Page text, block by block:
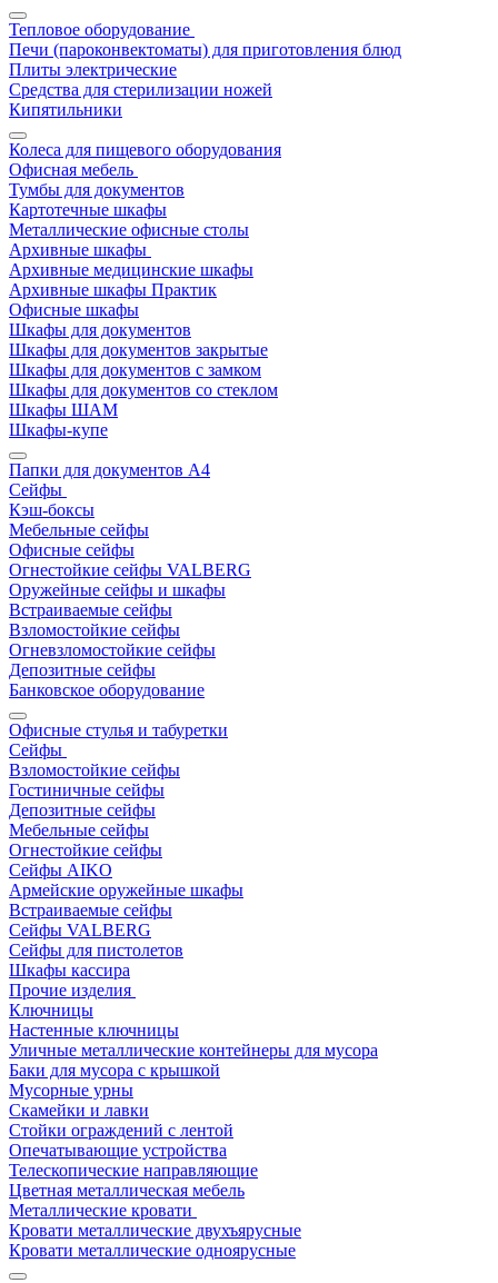
Тепловое оборудование
Печи (пароконвектоматы) для приготовления блюд
Плиты электрические
Средства для стерилизации ножей
Кипятильники
Колеса для пищевого оборудования
Офисная мебель
Тумбы для документов
Картотечные шкафы
Металлические офисные столы
Архивные шкафы
Архивные медицинские шкафы
Архивные шкафы Практик
Офисные шкафы
Шкафы для документов
Шкафы для документов закрытые
Шкафы для документов с замком
Шкафы для документов со стеклом
Шкафы ШАМ
Шкафы-купе
Папки для документов A4
Сейфы
Кэш-боксы
Мебельные сейфы
Офисные сейфы
Огнестойкие сейфы VALBERG
Оружейные сейфы и шкафы
Встраиваемые сейфы
Взломостойкие сейфы
Огневзломостойкие сейфы
Депозитные сейфы
Банковское оборудование
Офисные стулья и табуретки
Сейфы
Взломостойкие сейфы
Гостиничные сейфы
Депозитные сейфы
Мебельные сейфы
Огнестойкие сейфы
Сейфы AIKO
Армейские оружейные шкафы
Встраиваемые сейфы
Сейфы VALBERG
Сейфы для пистолетов
Шкафы кассира
Прочие изделия
Ключницы
Настенные ключницы
Уличные металлические контейнеры для мусора
Баки для мусора с крышкой
Мусорные урны
Скамейки и лавки
Стойки ограждений с лентой
Опечатывающие устройства
Телескопические направляющие
Цветная металлическая мебель
Металлические кровати
Кровати металлические двухъярусные
Кровати металлические одноярусные